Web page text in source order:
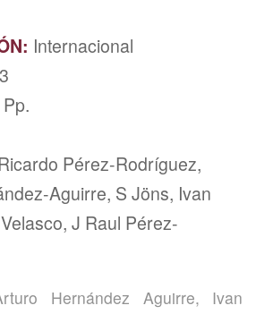
Internacional
3
Pérez-Rodríguez,
Aguirre, S Jöns, Ivan
J Raul Pérez-
Hernández Aguirre, Ivan